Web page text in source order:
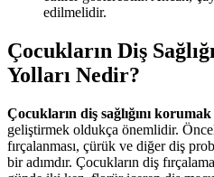
edilmelidir.
Çocukların Diş
Yolları Nedir?
Çocukların diş sağlığını
geliştirmek oldukça önemlidir.
fırçalanması, çürük ve diğer diş
bir adımdır. Çocukların diş